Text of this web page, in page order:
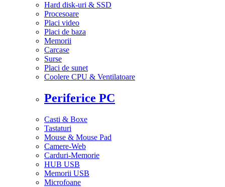
Hard disk-uri & SSD
Procesoare
Placi video
Placi de baza
Memorii
Carcase
Surse
Placi de sunet
Coolere CPU & Ventilatoare
Periferice PC
Casti & Boxe
Tastaturi
Mouse & Mouse Pad
Camere-Web
Carduri-Memorie
HUB USB
Memorii USB
Microfoane